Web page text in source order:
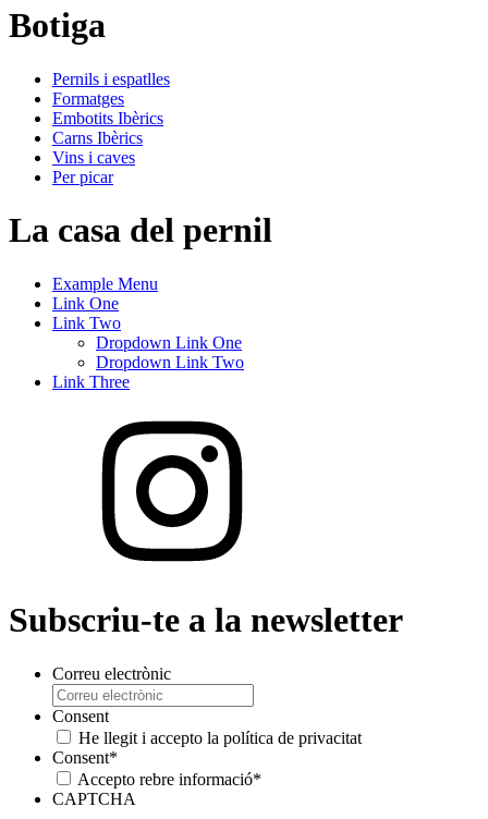
Botiga
Pernils i espatlles
Formatges
Embotits Ibèrics
Carns Ibèrics
Vins i caves
Per picar
La casa del pernil
Example Menu
Link One
Link Two
Dropdown Link One
Dropdown Link Two
Link Three
Subscriu-te a la newsletter
Correu electrònic
Consent
He llegit i accepto la política de privacitat
Consent*
Accepto rebre informació*
CAPTCHA